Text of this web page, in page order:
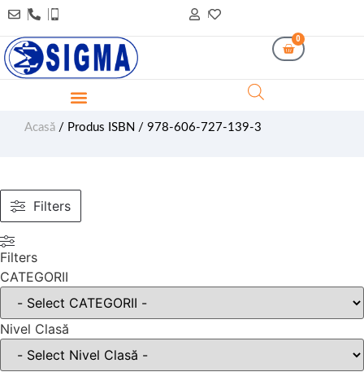
0
Acasă / Produs ISBN / 978-606-727-139-3
Filters
Filters
CATEGORII
Nivel Clasă